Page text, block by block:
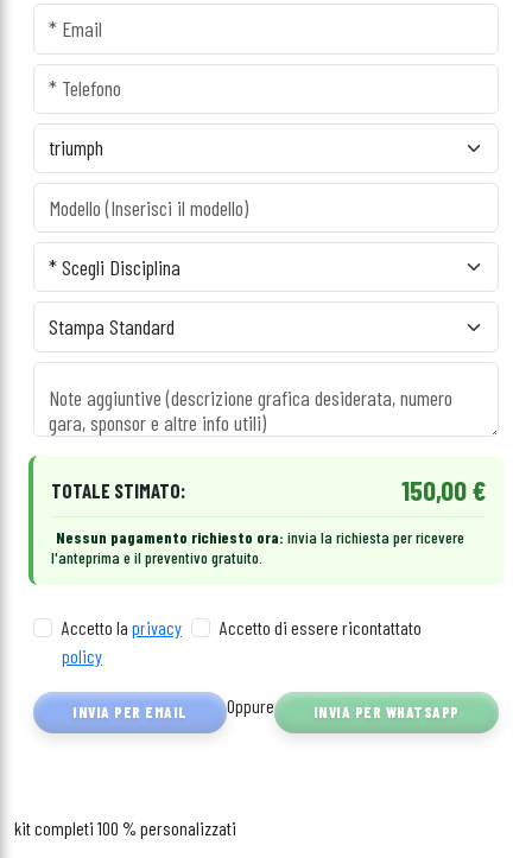
kit completi 100 % personalizzati
TOTALE STIMATO: 150,00 €
Nessun pagamento richiesto ora: invia la richiesta per ricevere
l'anteprima e il preventivo gratuito.
Accetto la privacy
policy
Accetto di essere ricontattato
INVIA PER EMAIL Oppure INVIA PER WHATSAPP